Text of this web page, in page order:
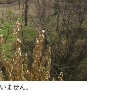
ません。